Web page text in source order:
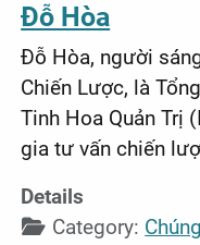
Đỗ Hòa
Đỗ Hòa, người
Chiến Lược, là
Tinh Hoa Quản Trị
gia tư vấn chiến
Details
Category: